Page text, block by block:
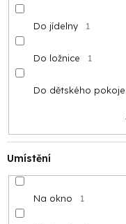
Do jídelny 1
Do ložnice 1
Do dětského pokoje
Umístění
Na okno 1